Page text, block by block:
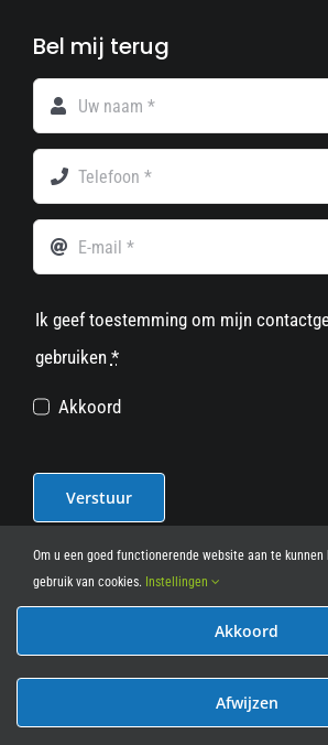
Bel mij terug
Ik geef toestemming om mijn
gebruiken *
Akkoord
Verstuur
© 2012 - 2026• Leasy Bike • All Rights
Om u een goed functionerende website aan te kunnen
gebruik van cookies. Instellingen
Akkoord
Afwijzen